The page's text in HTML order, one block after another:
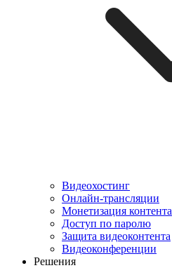
Видеохостинг
Онлайн-трансляции
Монетизация контента
Доступ по паролю
Защита видеоконтента
Видеоконференции
Решения